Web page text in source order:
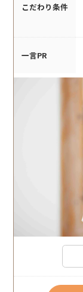
こだわり条件
一言PR